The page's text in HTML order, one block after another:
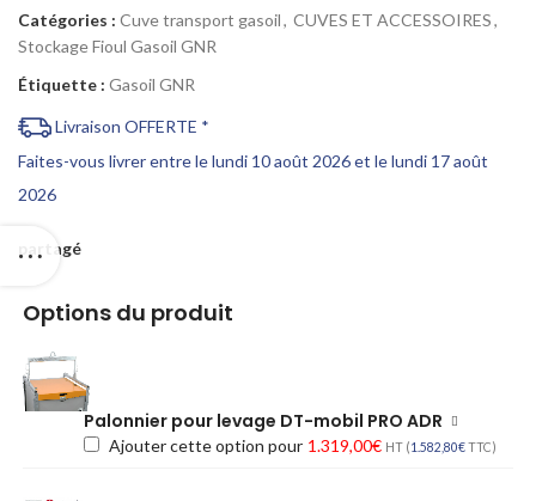
Catégories : Cuve transport gasoil, CUVES ET ACCESSOIRES,
Stockage Fioul Gasoil GNR
Étiquette : Gasoil GNR
Livraison OFFERTE *
Faites-vous livrer entre le lundi 10 août 2026 et le lundi 17 août
2026
partagé
Options du produit
Palonnier pour levage DT-mobil PRO ADR
Ajouter cette option pour 1.319,00€ HT (1.582,80€TTC)